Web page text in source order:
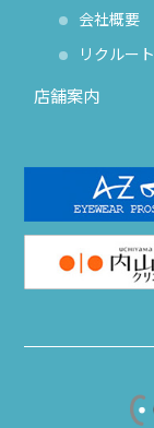
会社概要
リクルート
店舗案内